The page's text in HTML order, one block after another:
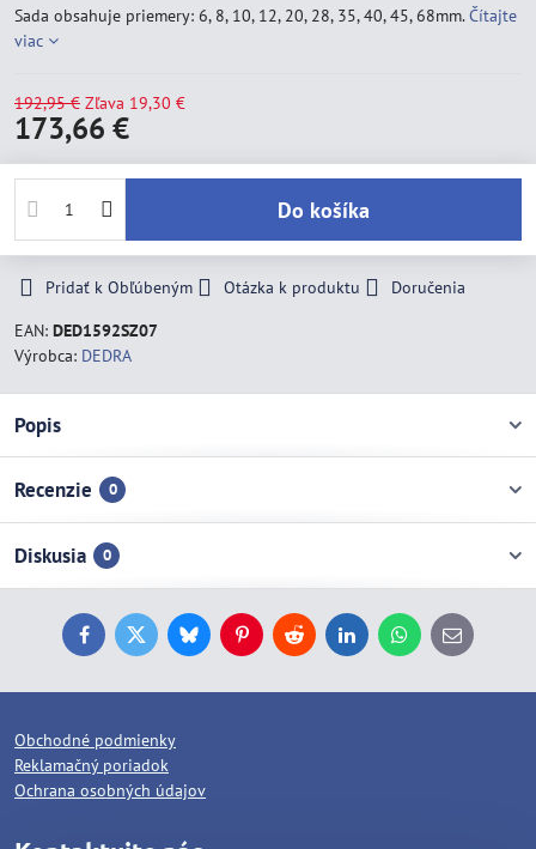
Sada obsahuje priemery: 6, 8, 10, 12, 20, 28, 35, 40, 45, 68mm.Čítajte
viac
192,95 € Zľava 19,30 €
173,66 €
Do košíka
Pridať k Obľúbeným Otázka k produktu
Doručenia
EAN: DED1592SZ07
Výrobca: DEDRA
Popis
Recenzie 0
Diskusia 0
FacebookTwitterBlueskyPinterestReddit LinkedInWhatsApp
E-
mail
Obchodné podmienky
Reklamačný poriadok
Ochrana osobných údajov